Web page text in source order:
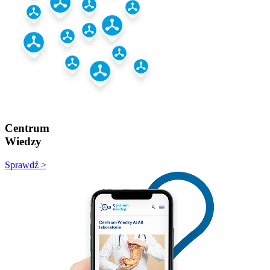
Centrum
Wiedzy
Sprawdź >